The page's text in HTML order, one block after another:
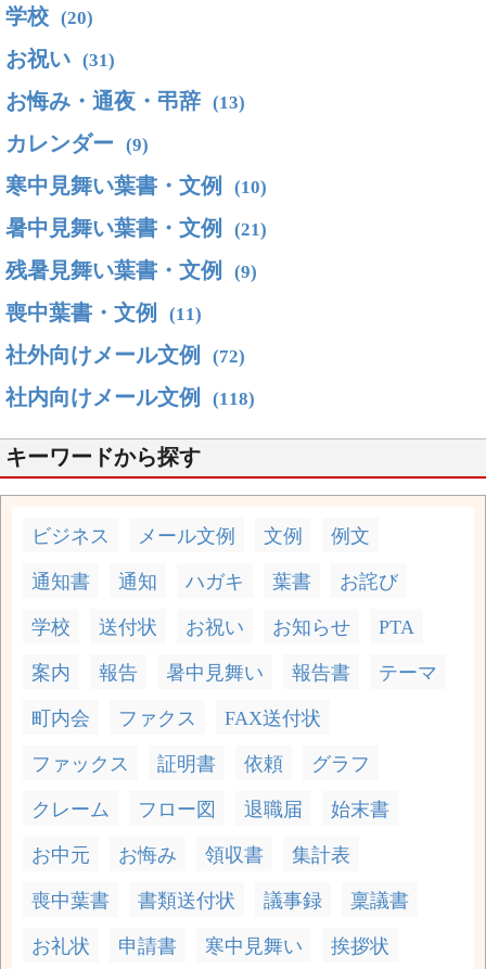
学校 (20)
お祝い (31)
お悔み・通夜・弔辞 (13)
カレンダー (9)
寒中見舞い葉書・文例 (10)
暑中見舞い葉書・文例 (21)
残暑見舞い葉書・文例 (9)
喪中葉書・文例 (11)
社外向けメール文例 (72)
社内向けメール文例 (118)
キーワードから探す
ビジネス メール文例 文例 例文
通知書 通知 ハガキ 葉書 お詫び
学校 送付状 お祝い お知らせ PTA
案内 報告 暑中見舞い 報告書 テーマ
町内会 ファクス FAX送付状
ファックス 証明書 依頼 グラフ
クレーム フロー図 退職届 始末書
お中元 お悔み 領収書 集計表
喪中葉書 書類送付状 議事録 稟議書
お礼状 申請書 寒中見舞い 挨拶状